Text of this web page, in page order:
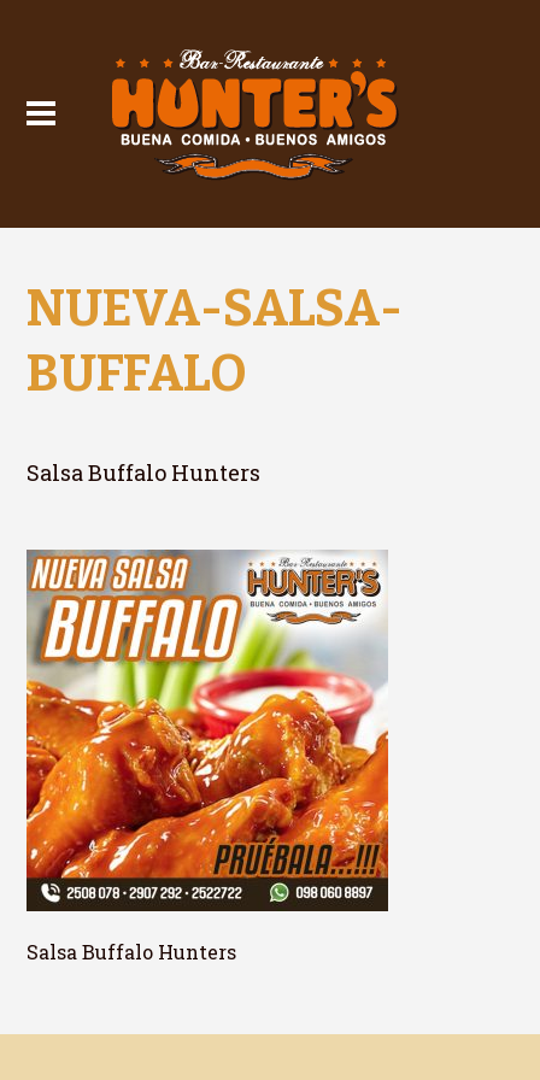
NUEVA-SALSA-
BUFFALO
Salsa Buffalo Hunters
Salsa Buffalo Hunters